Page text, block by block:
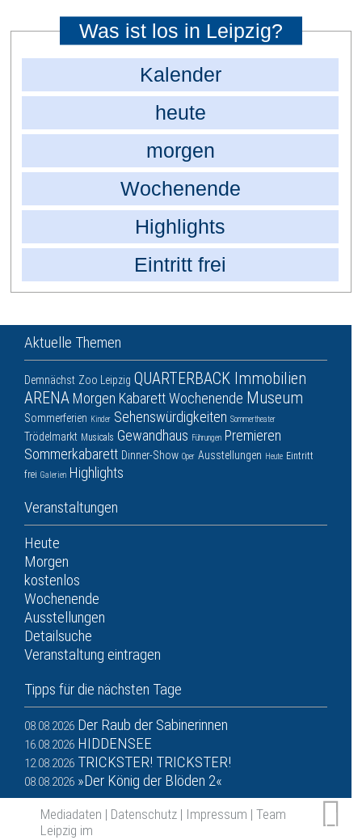
Was ist los in Leipzig?
Kalender
heute
morgen
Wochenende
Highlights
Eintritt frei
Aktuelle Themen
Demnächst Zoo Leipzig QUARTERBACK Immobilien
ARENA Morgen KabarettWochenende Museum
Sommerferien Kinder Sehenswürdigkeiten Sommertheater
Trödelmarkt Musicals Gewandhaus Führungen Premieren
Sommerkabarett Dinner-Show Oper Ausstellungen Heute Eintritt
frei Galerien Highlights
Veranstaltungen
Heute
Morgen
kostenlos
Wochenende
Ausstellungen
Detailsuche
Veranstaltung eintragen
Tipps für die nächsten Tage
08.08.2026 Der Raub der Sabinerinnen
16.08.2026 HIDDENSEE
12.08.2026 TRICKSTER! TRICKSTER!
08.08.2026 »Der König der Blöden 2«
Mediadaten | Datenschutz | Impressum | Team
Leipzig im